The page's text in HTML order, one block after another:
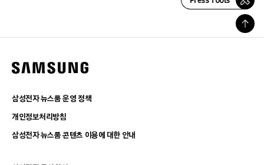
삼성전자 뉴스룸 운영 정책
개인정보처리방침
삼성전자 뉴스룸 콘텐츠 이용에 대한 안내